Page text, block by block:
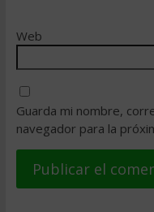
Web
Guarda mi nombre,
navegador para la